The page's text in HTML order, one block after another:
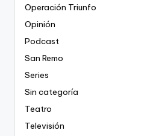
Operación Triunfo
Opinión
Podcast
San Remo
Series
Sin categoría
Teatro
Televisión